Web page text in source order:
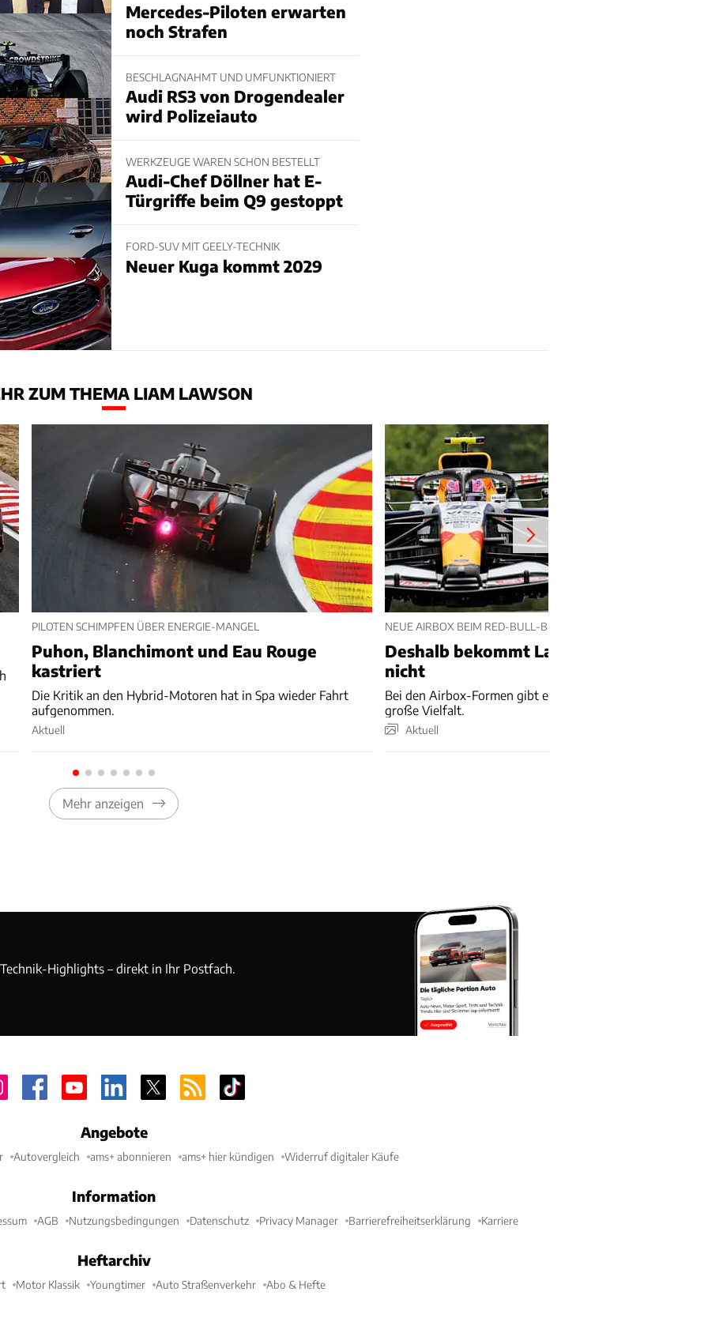
Mercedes-Piloten erwarten
noch Strafen
BESCHLAGNAHMT UND UMFUNKTIONIERT
Audi RS3 von Drogendealer
wird Polizeiauto
WERKZEUGE WAREN SCHON BESTELLT
Audi-Chef Döllner hat E-
Türgriffe beim Q9 gestoppt
FORD-SUV MIT GEELY-TECHNIK
Neuer Kuga kommt 2029
ZUM THEMA LIAM LAWSON
PILOTEN SCHIMPFEN ÜBER ENERGIE-MANGEL
Puhon, Blanchimont und Eau Rouge
kastriert
Die Kritik an den Hybrid-Motoren hat in Spa wieder Fahrt
aufgenommen.
Aktuell
NEUE AIRBOX BEIM RED-BULL-B-TEAM
Deshalb bekommt Lawson das Upgrade
nicht
Bei den Airbox-Formen gibt es in dieser Formel-1-Saison
große Vielfalt.
Aktuell
Mehr anzeigen
Highlights – direkt in Ihr Postfach.
Angebote
Autovergleich ams+ abonnieren ams+ hier kündigen Widerruf digitaler Käufe
Information
AGB Nutzungsbedingungen Datenschutz Privacy Manager Barrierefreiheitserklärung Karriere
Heftarchiv
Motor Klassik Youngtimer Auto Straßenverkehr Abo & Hefte